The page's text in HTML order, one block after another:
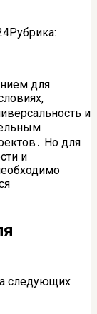
Рубрика:
для
и
Но для
и
следующих